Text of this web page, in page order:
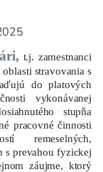
t.j. zamestnanci
stravovania s
do platových
vykonávanej
stupňa
pracovné činnosti
remeselných,
s prevahou fyzickej
záujme, ktorý